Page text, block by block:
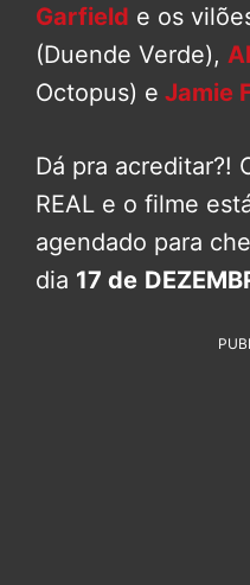
Garfield e os
(Duende Verde),
Octopus) e Jamie
Dá pra acreditar?!
REAL e o filme
agendado para
dia 17 de